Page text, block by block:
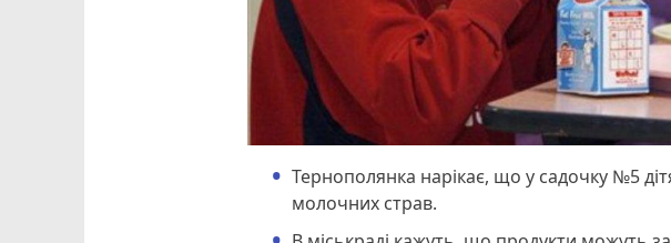
Тернополянка нарікає, що у садочку №5
молочних страв.